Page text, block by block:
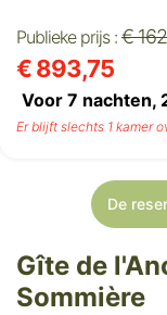
Publieke prijs : €
€ 893,75
Voor 7 nachten,
Er blijft slechts 1 kamer
De
Gîte de
Sommière